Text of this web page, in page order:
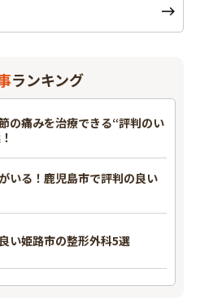
ランキング
の痛みを治療できる“評判のい
いる！鹿児島市で評判の良い
い姫路市の整形外科5選